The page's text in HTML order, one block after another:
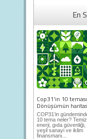
En
Cop31'in 10
Dönüşümün
COP31’in
10 tema neler? Temiz
enerji, gıda güvenliği,
yeşil sanayi ve iklim
finansmanı...